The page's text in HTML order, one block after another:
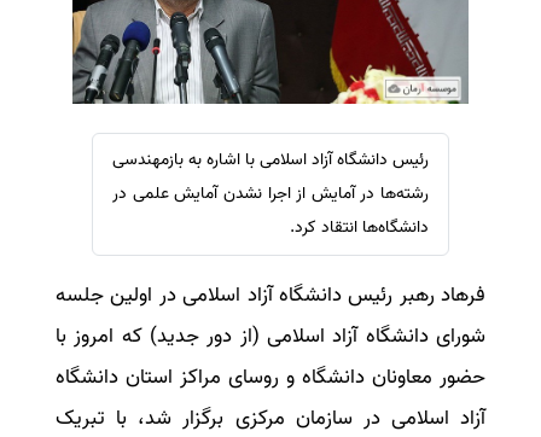
ترجمه عربی به فارسی
مشاهده همه زبان ها
سفارش ویرایش
سفارش پارافریز
سفارش فرمت‌بندی
سفارش کاهش کمیت
سفارش معرفی مجله
سفارش معرفی مقاله
سفارش معرفی کتاب
سفارش چکیده مبسوط
سفارش ترجمه مولتی‌مدیا
سفارش گویندگی
سفارش تولید محتوا
رئیس دانشگاه آزاد اسلامی با اشاره به بازمهندسی
رشته‌ها در آمایش از اجرا نشدن آمایش علمی در
دانشگاه‌ها انتقاد کرد.
فرهاد رهبر رئیس دانشگاه آزاد اسلامی در اولین جلسه
شورای دانشگاه آزاد اسلامی (از دور جدید) که امروز با
حضور معاونان دانشگاه و روسای مراکز استان دانشگاه
آزاد اسلامی در سازمان مرکزی برگزار شد، با تبریک